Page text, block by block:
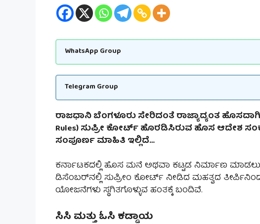
WhatsApp Group
Telegram Group
ರಾಜಧಾನಿ ಬೆಂಗಳೂರು ಸೇರಿದಂತೆ ರಾಜ್ಯಾದ್ಯಂತ ಹೊಸದಾಗಿ
Rules) ಸುಪ್ರೀ ಕೋರ್ಟ್ ಹೊರಡಿಸಿರುವ ಹೊಸ ಆದೇಶ
ಸಂಪೂರ್ಣ ಮಾಹಿತಿ ಇಲ್ಲಿದೆ…
ಕರ್ನಾಟಕದಲ್ಲಿ ಹೊಸ ಮನೆ ಅಥವಾ ಕಟ್ಟಡ ನಿರ್ಮಾಣ ಮಾಡಲು
ಡಿಸೆಂಬರ್‌ನಲ್ಲಿ ಸುಪ್ರೀಂ ಕೋರ್ಟ್ ನೀಡಿದ ಮಹತ್ವದ
ಯೋಜನೆಗಳು ಸ್ಥಗಿತಗೊಳ್ಳುವ ಹಂತಕ್ಕೆ ಬಂದಿವೆ.
ಸಿಸಿ ಮತ್ತು ಓಸಿ ಕಡ್ಡಾಯ